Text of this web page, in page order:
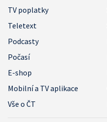
TV poplatky
Teletext
Podcasty
Počasí
E-shop
Mobilní a TV aplikace
Vše o ČT